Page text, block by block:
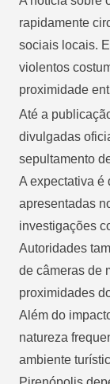
rapidamente
sociais locais.
violentos
proximidade
Até a
divulgadas
sepultamento
A expectativa é
apresentadas
investigações
Autoridades
de câmeras de
proximidades
Além do
natureza
ambiente